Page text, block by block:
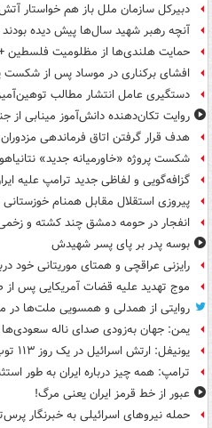
دبیرکل سازمان ملل باز هم خواستار
آنچه رهبر شهید سال‌ها پیش دیده بودند
حمایت هلندی‌ها از مظلومیت فلسطین
افشای برکناری در موساد پس از شکست
دستگیری عامل انتشار مطالب
روایت تکان‌دهنده دانش‌آموز مینابی از
هدف قرار گرفتن اتاق‌ فرماندهی
شکست پروژه «خاورمیانه جدید» نتانیاهو
گزافه‌گویی و لفاظی جدید ترامپ علیه
پیروزی استقلال مقابل همنام خوزستانی
انفجار در حومه دمشق چند کشته و
بوسه‌ پدر بر پای پسر شهیدش
رایزنی عراقچی و همتای موریتانی خود
موج تهدید علیه قضات آمریکایی پس
روایتی از همدلی و همسویی ملت‌ها در
یمن: جهان به‌زودی صدای ناله سعودی‌ها
یونیفل: ارتش اسرائیل در یک روز ۱۱۳ توپ به جنوب لبنان شلیک کرده است
ترامپ: همه چیز درباره ایران به طور
عبور از خط قرمز ایران یعنی مرگ!
حمله نیروهای اسرائیلی به خبرنگار